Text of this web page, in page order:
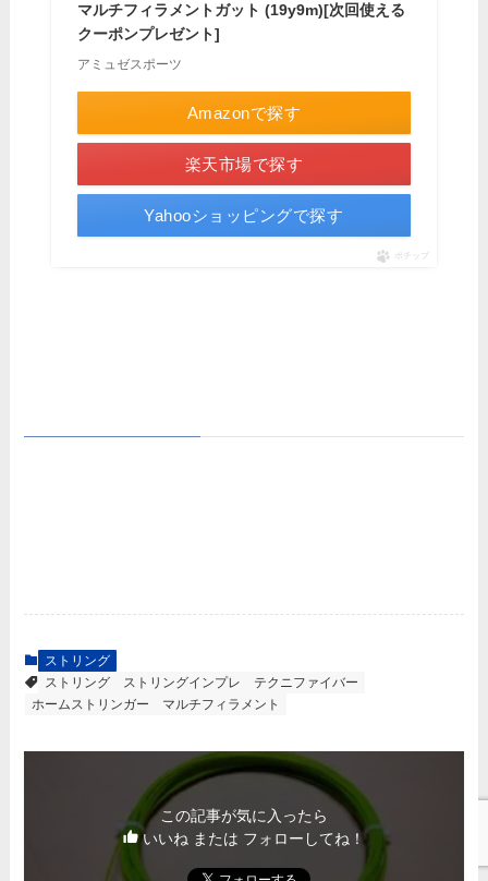
マルチフィラメントガット (19y9m)[次回使える
クーポンプレゼント]
アミュゼスポーツ
Amazonで探す
楽天市場で探す
Yahooショッピングで探す
ポチップ
ストリング
ストリング
ストリングインプレ
テクニファイバー
ホームストリンガー
マルチフィラメント
この記事が気に入ったら
いいね または フォローしてね！